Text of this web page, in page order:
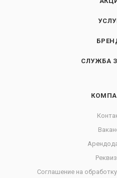
СЛУЖБА
Соглашение на